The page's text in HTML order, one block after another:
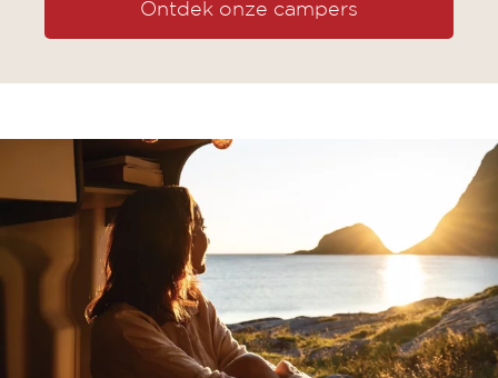
Ontdek onze campers